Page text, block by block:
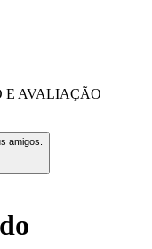
E AVALIAÇÃO
amigos.